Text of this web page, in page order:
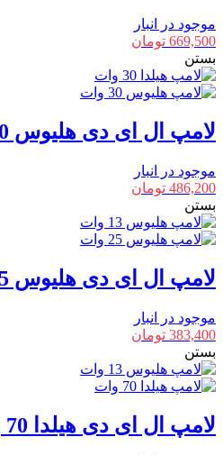
موجود در انبار
669,500 تومان
بستن
لامپ ال ای دی هلیوس 30 وات سهند آوا
موجود در انبار
486,200 تومان
بستن
لامپ ال ای دی هلیوس 25 وات سهند آوا
موجود در انبار
383,400 تومان
بستن
لامپ ال ای دی هیلدا 70 وات سهند آوا